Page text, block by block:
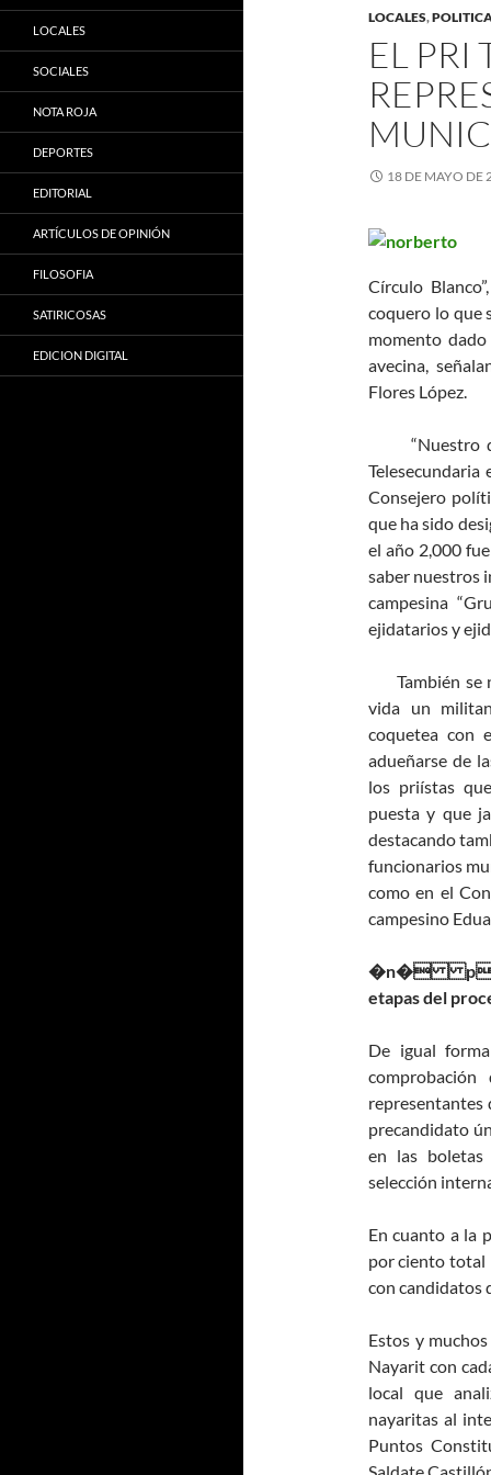
LOCALES,
EL PRI
18 DE MAYO DE
Círculo
coquero lo que
momento
avecina,
Flores López.
“Nuestro
Telesecundaria
Consejero
que ha sido
el año 2,000
saber nuestros
campesina
ejidatarios y
También se
vida un
coquetea con
adueñarse de
los priístas
puesta y que
destacando
funcionarios
como en el
campesino
�n�
etapas del
De igual
representantes
precandidato
en las
selección
En cuanto a la
por ciento total
con candidatos
Estos y
Nayarit con
local que
nayaritas al
Puntos
LOCALES
SOCIALES
NOTA ROJA
DEPORTES
EDITORIAL
ARTÍCULOS DE OPINIÓN
FILOSOFIA
SATIRICOSAS
EDICION DIGITAL